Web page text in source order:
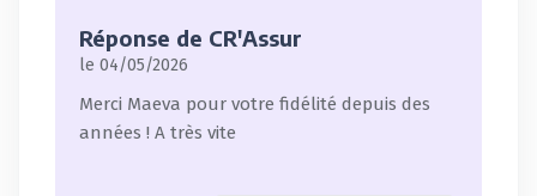
Réponse de CR'Assur
le 04/05/2026
Merci Maeva pour votre fidélité depuis des
années ! A très vite